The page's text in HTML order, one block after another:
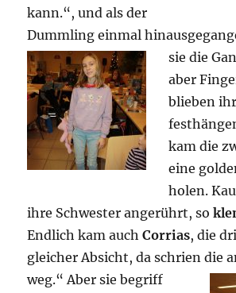
kann.“, und als der
Dummling einmal
sie die
aber
blieben
kam die
eine
holen.
ihre Schwester angerührt, so
Endlich kam auchCorrias, die
gleicher Absicht, da schrien die
weg.“ Aber sie begriff